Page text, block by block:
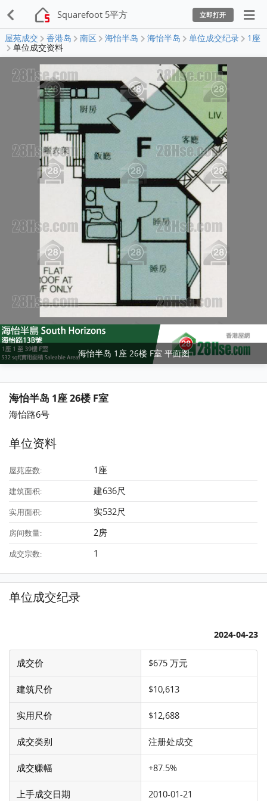
Squarefoot 5平方 立即打开
屋苑成交 香港岛 南区 海怡半岛 海怡半岛 单位成交纪录
1座
单位成交资料
海怡半岛 1座 26楼 F室 平面图
海怡半岛 1座 26楼 F室
海怡路6号
单位资料
屋苑座数: 1座
建筑面积: 建636尺
实用面积: 实532尺
房间数量: 2房
成交宗数: 1
单位成交纪录
2024-04-23
成交价 $675 万元
建筑尺价 $10,613
实用尺价 $12,688
成交类别 注册处成交
成交赚幅 +87.5%
上手成交日期 2010-01-21